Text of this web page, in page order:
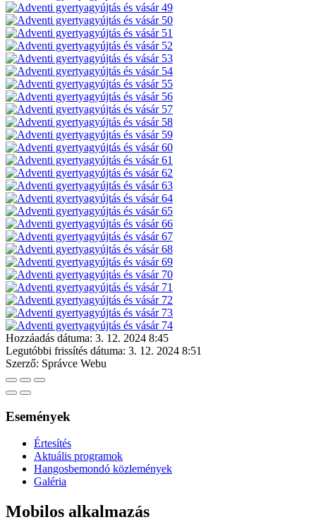
Hozzáadás dátuma: 3. 12. 2024 8:45
Legutóbbi frissítés dátuma: 3. 12. 2024 8:51
Szerző: Správce Webu
Események
Értesítés
Aktuális programok
Hangosbemondó közlemények
Galéria
Mobilos alkalmazás